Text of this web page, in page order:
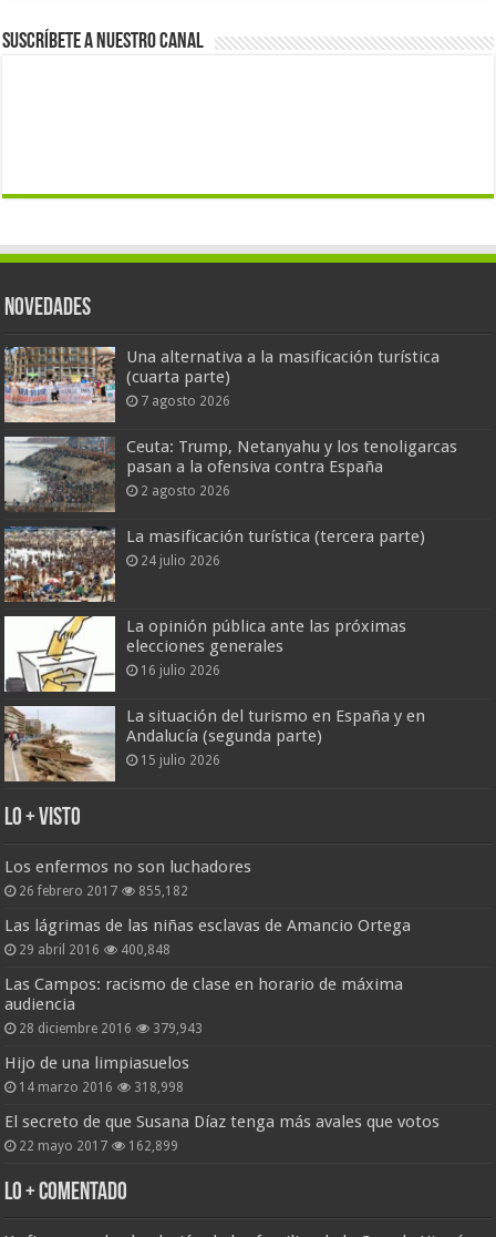
Suscríbete a nuestro canal
Novedades
Una alternativa a la masificación turística
(cuarta parte)
7 agosto 2026
Ceuta: Trump, Netanyahu y los tenoligarcas
pasan a la ofensiva contra España
2 agosto 2026
La masificación turística (tercera parte)
24 julio 2026
La opinión pública ante las próximas
elecciones generales
16 julio 2026
La situación del turismo en España y en
Andalucía (segunda parte)
15 julio 2026
Lo + Visto
Los enfermos no son luchadores
26 febrero 2017 855,182
Las lágrimas de las niñas esclavas de Amancio Ortega
29 abril 2016 400,848
Las Campos: racismo de clase en horario de máxima
audiencia
28 diciembre 2016 379,943
Hijo de una limpiasuelos
14 marzo 2016 318,998
El secreto de que Susana Díaz tenga más avales que votos
22 mayo 2017 162,899
Lo + Comentado